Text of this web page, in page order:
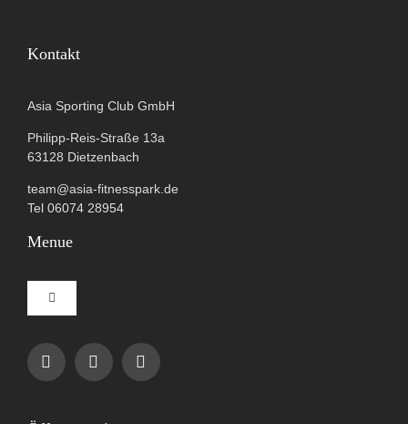
Kontakt
Asia Sporting Club GmbH
Philipp-Reis-Straße 13a
63128 Dietzenbach
team@asia-fitnesspark.de
Tel 06074 28954
Menue
Toggle
Navigation
Impressum